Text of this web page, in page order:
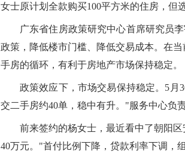
女士原计划全款购买100平方米的住房，但
广东省住房政策研究中心首席研究员
政策，降低楼市门槛、降低交易成本。在
手房的循环，有利于房地产市场保持稳定。
政策效应下，市场交易保持稳定。5月
交二手房约40单，稳中有升。"服务中心负
前来签约的杨女士，最近看中了朝阳
40万元。"首付比例下降，贷款利率下调，